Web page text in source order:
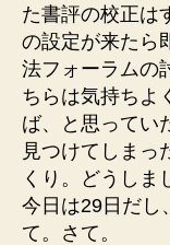
た書評の校正は
の設定が来たら
法フォーラムの
ちらは気持ちよ
ば、と思ってい
見つけてしまっ
くり。どうしま
今日は29日だし
て。さて。